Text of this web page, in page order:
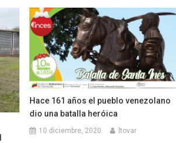
Hace 161 años el pueblo venezolano
dio una batalla heróica
10 diciembre, 2020 ltovar